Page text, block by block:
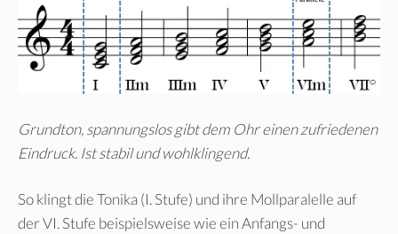
Grundton, spannungslos gibt dem Ohr einen zufriedenen
Eindruck. Ist stabil und wohlklingend.
So klingt die Tonika (I. Stufe) und ihre Mollparalelle auf
der VI. Stufe beispielsweise wie ein Anfangs- und